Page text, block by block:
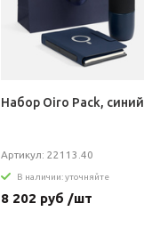
Набор Oiro Pack, синий
Артикул: 22113.40
В наличии: уточняйте
8 202 руб /шт